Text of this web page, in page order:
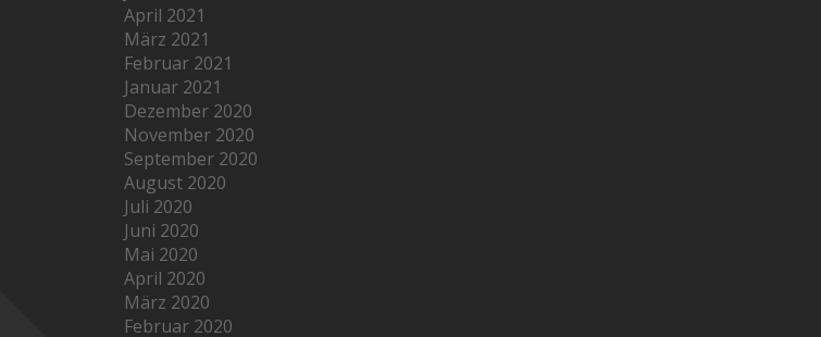
April 2021
März 2021
Februar 2021
Januar 2021
Dezember 2020
November 2020
September 2020
August 2020
Juli 2020
Juni 2020
Mai 2020
April 2020
März 2020
Februar 2020